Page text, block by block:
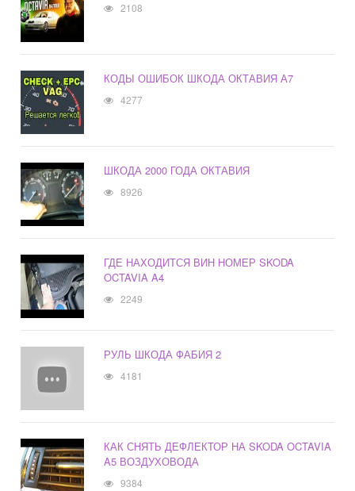
2108
КОДЫ ОШИБОК ШКОДА ОКТАВИЯ А7
4277
ШКОДА 2000 ГОДА ОКТАВИЯ
8926
ГДЕ НАХОДИТСЯ ВИН НОМЕР SKODA
OCTAVIA A4
2249
РУЛЬ ШКОДА ФАБИЯ 2
4181
КАК СНЯТЬ ДЕФЛЕКТОР НА SKODA OCTAVIA
A5 ВОЗДУХОВОДА
9384